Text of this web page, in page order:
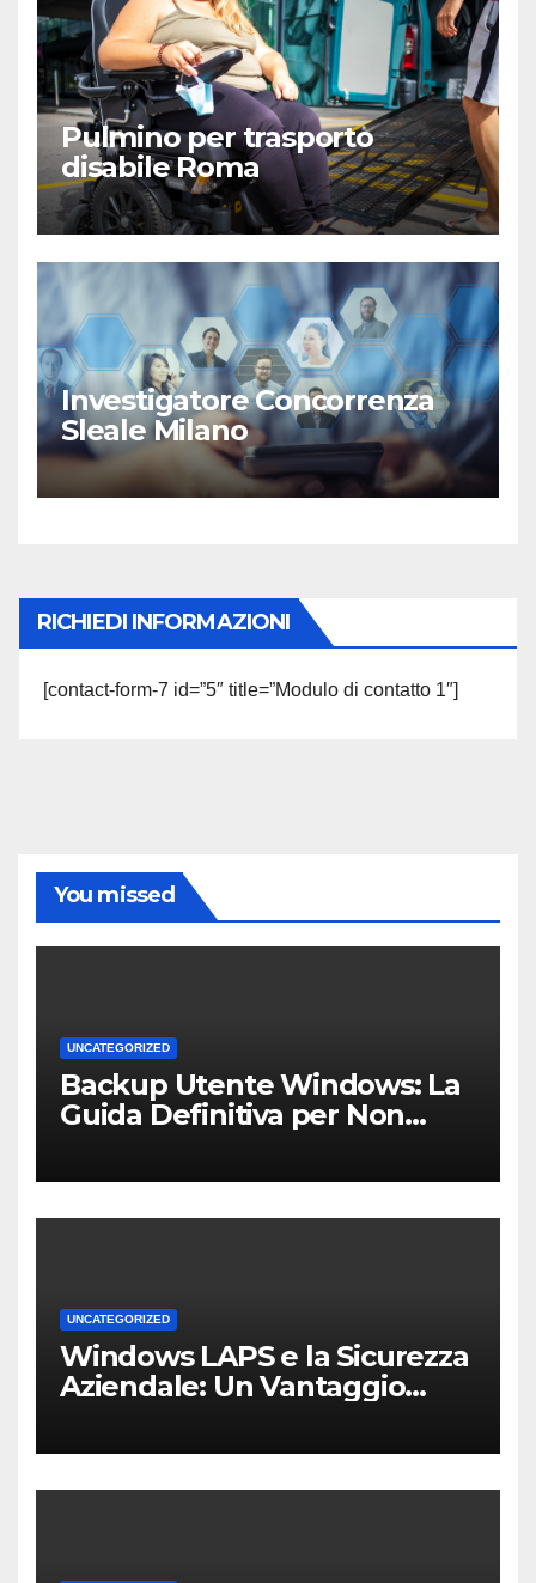
Pulmino per trasporto
disabile Roma
Investigatore Concorrenza
Sleale Milano
RICHIEDI INFORMAZIONI
[contact-form-7 id=”5″ title=”Modulo di contatto 1″]
You missed
UNCATEGORIZED
Backup Utente Windows: La
Guida Definitiva per Non
Casa o dell’Ufficio
UNCATEGORIZED
Windows LAPS e la Sicurezza
Aziendale: Un Vantaggio